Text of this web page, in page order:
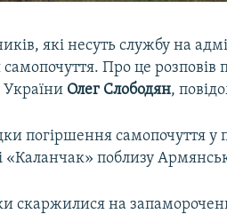
які несуть службу на
Про це розповів
Олег Слободян,
погіршення самопочуття у
поблизу
скаржилися на